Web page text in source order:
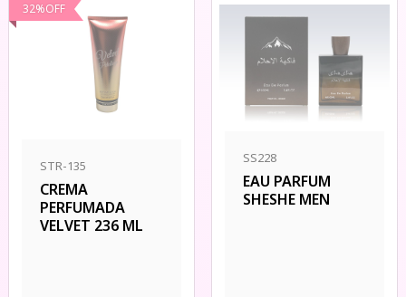
32%OFF
STR-135
CREMA
PERFUMADA
VELVET 236 ML
SS228
EAU PARFUM
SHESHE MEN